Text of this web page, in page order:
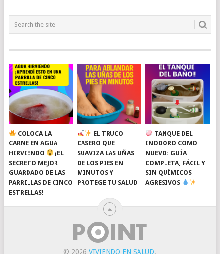
COLOCA LA
CARNE EN AGUA
HIRVIENDO
¡EL
SECRETO MEJOR
GUARDADO DE LAS
PARRILLAS DE CINCO
ESTRELLAS!
EL TRUCO
CASERO QUE
SUAVIZA LAS UÑAS
DE LOS PIES EN
MINUTOS Y
PROTEGE TU SALUD
TANQUE DEL
INODORO COMO
NUEVO: GUÍA
COMPLETA, FÁCIL Y
SIN QUÍMICOS
AGRESIVOS
© 2026VIVIENDO EN SALUD.